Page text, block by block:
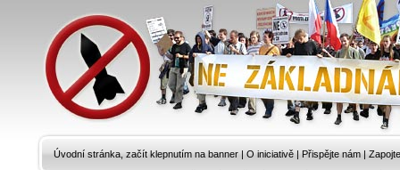
Úvodní stránka, začít klepnutím na banner | O iniciativě | Přispějte nám |